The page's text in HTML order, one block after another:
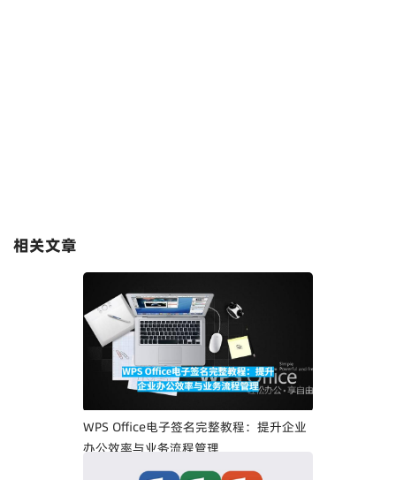
相关文章
WPS Office电子签名完整教程：提升企业
办公效率与业务流程管理